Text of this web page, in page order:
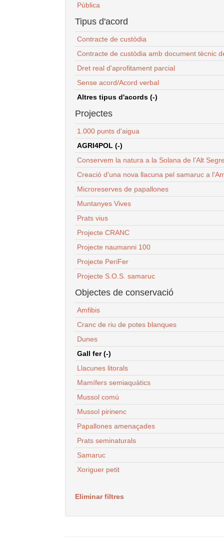
Pública
Tipus d'acord
Contracte de custòdia
Contracte de custòdia amb document tècnic
Dret real d'aprofitament parcial
Sense acord/Acord verbal
Altres tipus d'acords (-)
Projectes
1.000 punts d'aigua
AGRI4POL (-)
Conservem la natura a la Solana de l'Alt
Creació d'una nova llacuna pel samaruc a
Microreserves de papallones
Muntanyes Vives
Prats vius
Projecte CRANC
Projecte naumanni 100
Projecte PeriFer
Projecte S.O.S. samaruc
Objectes de conservació
Amfibis
Cranc de riu de potes blanques
Dunes
Gall fer (-)
Llacunes litorals
Mamífers semiaquàtics
Mussol comú
Mussol pirinenc
Papallones amenaçades
Prats seminaturals
Samaruc
Xoriguer petit
Eliminar filtres